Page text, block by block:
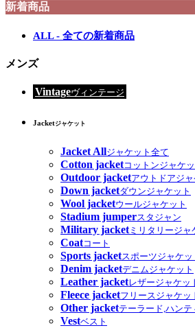
新着商品
ALL - 全ての新着商品
メンズ
Vintageヴィンテージ
Jacketジャケット
Jacket Allジャケット全て
Cotton jacketコットンジャケッ
Outdoor jacketアウトドアジャ
Down jacketダウンジャケット
Wool jacketウールジャケット
Stadium jumperスタジャン
Military jacketミリタリージャ
Coatコート
Sports jacketスポーツジャケッ
Denim jacketデニムジャケット
Leather jacketレザージャケッ
Fleece jacketフリースジャケッ
Other jacketテーラード,ハンテ
Vestベスト